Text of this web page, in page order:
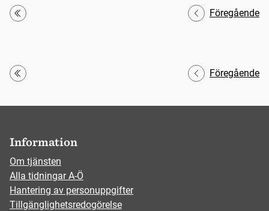
Första
Föregående
Första
Föregående
Information
Om tjänsten
Alla tidningar A-Ö
Hantering av personuppgifter
Tillgänglighetsredogörelse